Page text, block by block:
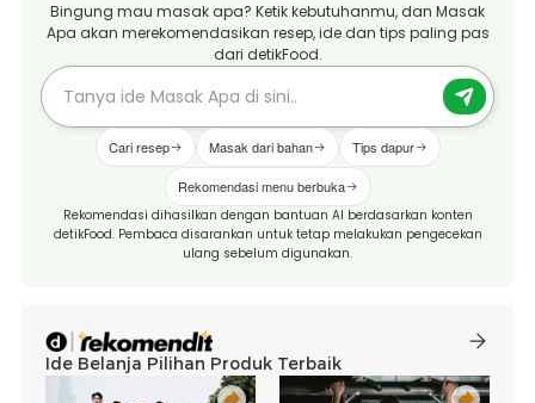
Bingung mau masak apa? Ketik kebutuhanmu, dan Masak
Apa akan merekomendasikan resep, ide dan tips paling pas
dari detikFood.
Cari resep Masak dari bahan Tips dapur
Rekomendasi menu berbuka
Rekomendasi dihasilkan dengan bantuan AI berdasarkan konten
detikFood. Pembaca disarankan untuk tetap melakukan pengecekan
ulang sebelum digunakan.